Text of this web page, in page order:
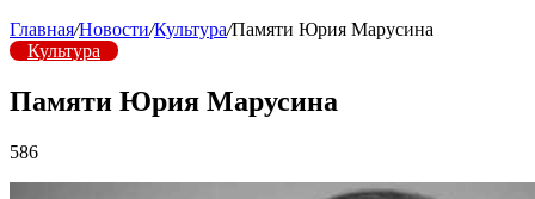
Главная/Новости/Культура/Памяти Юрия Марусина
Культура
Памяти Юрия Марусина
586